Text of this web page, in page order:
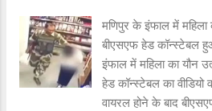
स्थानीय प्रशासन और
गई हैं। एनडीआरएफ की
हुई हैं. कहा जा रहा है कि
सकते हैं. रिपोर्ट के
निर्माण में एलिवेटेड सेक्शन
मणिपुर के इंफाल में महिला
बीएसएफ हेड कॉन्स्टेबल
इंफाल में महिला का यौन
हेड कॉन्स्टेबल का वीडियो
वायरल होने के बाद